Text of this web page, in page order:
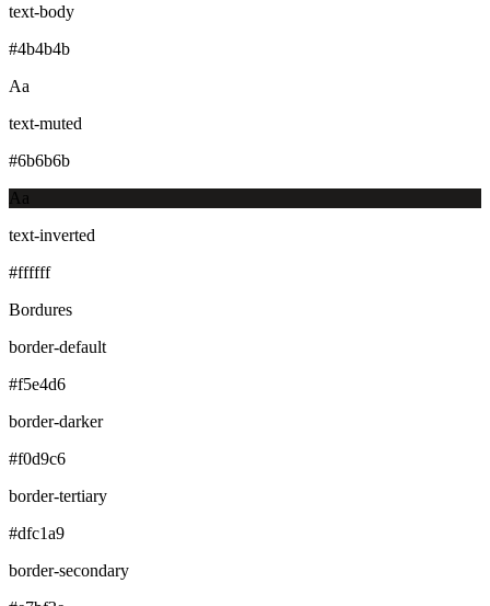
text-body
#4b4b4b
Aa
text-muted
#6b6b6b
Aa
text-inverted
#ffffff
Bordures
border-default
#f5e4d6
border-darker
#f0d9c6
border-tertiary
#dfc1a9
border-secondary